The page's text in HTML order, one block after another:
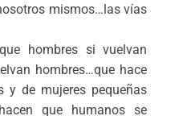
mismos…las vías
hombres si vuelvan
hombres…que hace
y de mujeres pequeñas
que humanos se